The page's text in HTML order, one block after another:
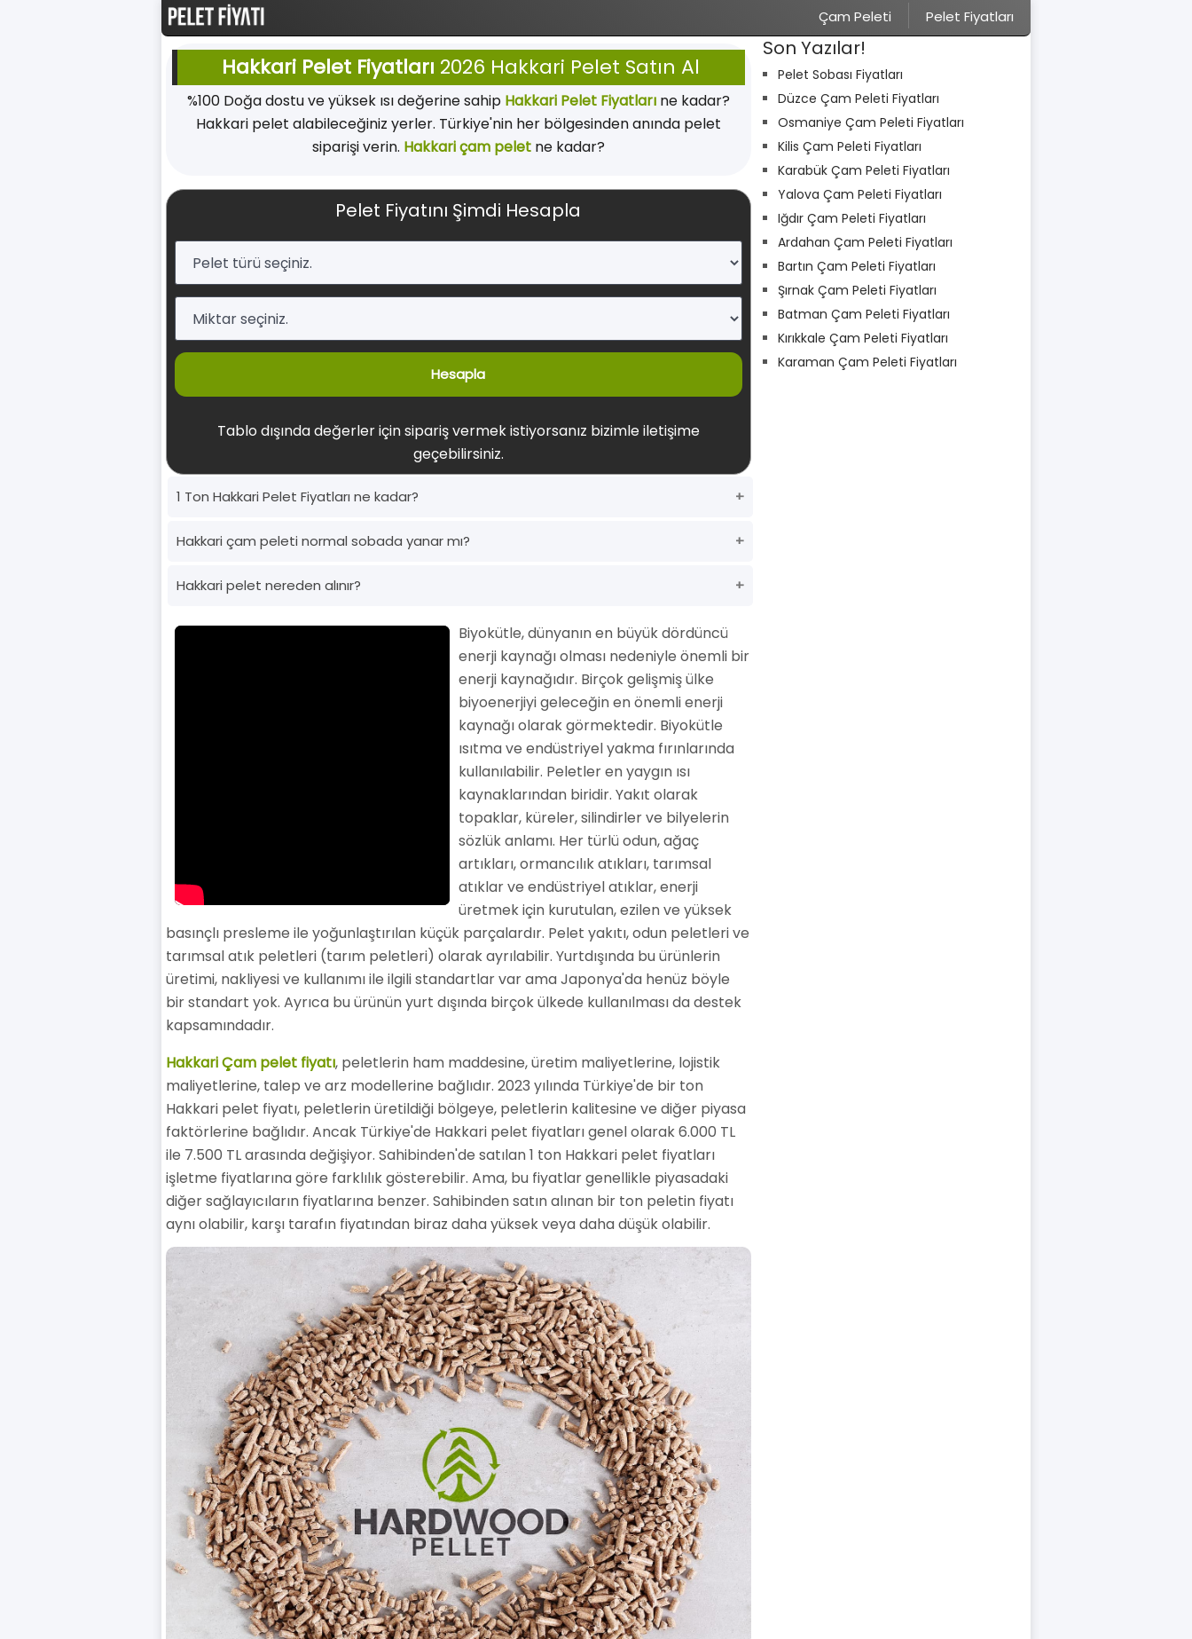
Çam Peleti Pelet Fiyatları
Hakkari Pelet Fiyatları 2026 Hakkari Pelet Satın Al
%100 Doğa dostu ve yüksek ısı değerine sahip Hakkari Pelet Fiyatlarıne kadar?
Hakkari pelet alabileceğiniz yerler. Türkiye'nin her bölgesinden anında pelet
siparişi verin. Hakkari çam peletne kadar?
Pelet Fiyatını Şimdi Hesapla
Hesapla
Tablo dışında değerler için sipariş vermek istiyorsanız bizimle iletişime
geçebilirsiniz.
1 Ton Hakkari Pelet Fiyatları ne kadar?
Hakkari çam peleti normal sobada yanar mı?
Hakkari pelet nereden alınır?
Biyokütle, dünyanın en büyük dördüncü
enerji kaynağı olması nedeniyle önemli bir
enerji kaynağıdır. Birçok gelişmiş ülke
biyoenerjiyi geleceğin en önemli enerji
kaynağı olarak görmektedir. Biyokütle
ısıtma ve endüstriyel yakma fırınlarında
kullanılabilir. Peletler en yaygın ısı
kaynaklarından biridir. Yakıt olarak
topaklar, küreler, silindirler ve bilyelerin
sözlük anlamı. Her türlü odun, ağaç
artıkları, ormancılık atıkları, tarımsal
atıklar ve endüstriyel atıklar, enerji
üretmek için kurutulan, ezilen ve yüksek
basınçlı presleme ile yoğunlaştırılan küçük parçalardır. Pelet yakıtı, odun peletleri ve
tarımsal atık peletleri (tarım peletleri) olarak ayrılabilir. Yurtdışında bu ürünlerin
üretimi, nakliyesi ve kullanımı ile ilgili standartlar var ama Japonya'da henüz böyle
bir standart yok. Ayrıca bu ürünün yurt dışında birçok ülkede kullanılması da destek
kapsamındadır.
Hakkari Çam pelet fiyatı, peletlerin ham maddesine, üretim maliyetlerine, lojistik
maliyetlerine, talep ve arz modellerine bağlıdır. 2023 yılında Türkiye'de bir ton
Hakkari pelet fiyatı, peletlerin üretildiği bölgeye, peletlerin kalitesine ve diğer piyasa
faktörlerine bağlıdır. Ancak Türkiye'de Hakkari pelet fiyatları genel olarak 6.000 TL
ile 7.500 TL arasında değişiyor. Sahibinden'de satılan 1 ton Hakkari pelet fiyatları
işletme fiyatlarına göre farklılık gösterebilir. Ama, bu fiyatlar genellikle piyasadaki
diğer sağlayıcıların fiyatlarına benzer. Sahibinden satın alınan bir ton peletin fiyatı
aynı olabilir, karşı tarafın fiyatından biraz daha yüksek veya daha düşük olabilir.
Son Yazılar!
Pelet Sobası Fiyatları
Düzce Çam Peleti Fiyatları
Osmaniye Çam Peleti Fiyatları
Kilis Çam Peleti Fiyatları
Karabük Çam Peleti Fiyatları
Yalova Çam Peleti Fiyatları
Iğdır Çam Peleti Fiyatları
Ardahan Çam Peleti Fiyatları
Bartın Çam Peleti Fiyatları
Şırnak Çam Peleti Fiyatları
Batman Çam Peleti Fiyatları
Kırıkkale Çam Peleti Fiyatları
Karaman Çam Peleti Fiyatları